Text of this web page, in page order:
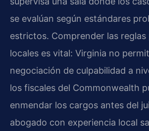
se evalúan según estándares
estrictos. Comprender las reglas
locales es vital: Virginia no
negociación de culpabilidad a
los fiscales del Commonwealth
enmendar los cargos antes del
abogado con experiencia local